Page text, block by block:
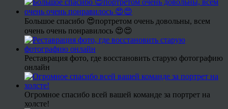
Большое спасибо 😍портретом очень довольны, всем
очень очень понравилось 😍😍
Реставрация фото, где восстановить старую фотографию
онлайн
Огромное спасибо всей вашей команде за портрет на
холсте!